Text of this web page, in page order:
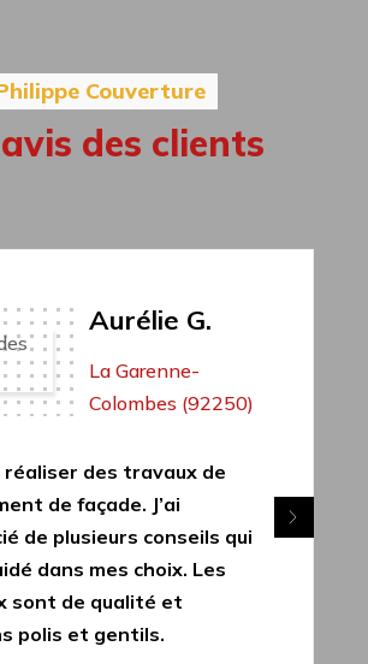
Couverture
des clients
Aurélie G.
La Garenne-
Colombes (92250)
réaliser des travaux de
de façade. J’ai
de plusieurs conseils qui
dans mes choix. Les
sont de qualité et
polis et gentils.